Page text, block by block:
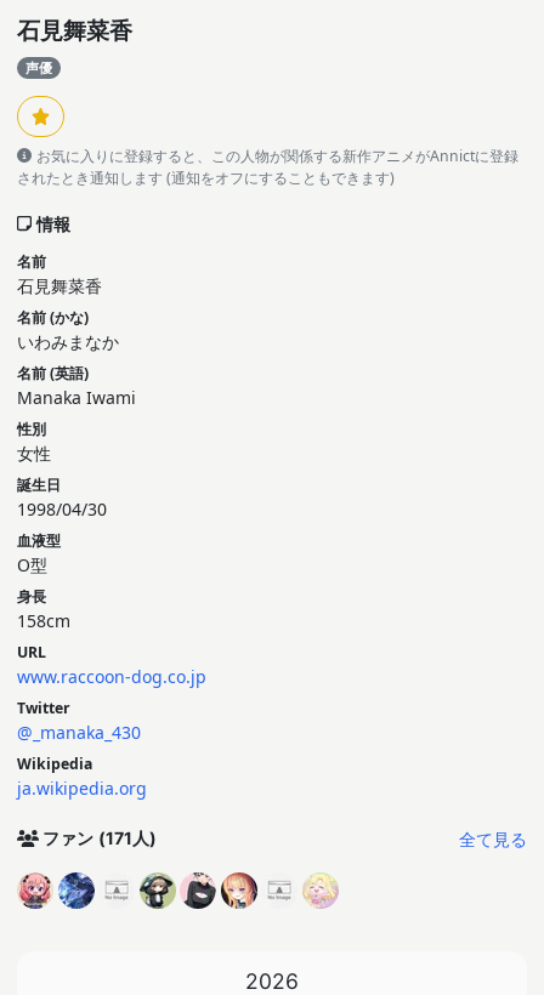
石見舞菜香
声優
お気に入りに登録すると、この人物が関係する新作アニメがAnnictに登録
されたとき通知します (通知をオフにすることもできます)
情報
名前
石見舞菜香
名前 (かな)
いわみまなか
名前 (英語)
Manaka Iwami
性別
女性
誕生日
1998/04/30
血液型
O型
身長
158cm
URL
www.raccoon-dog.co.jp
Twitter
@_manaka_430
Wikipedia
ja.wikipedia.org
ファン (171人) 全て見る
2026